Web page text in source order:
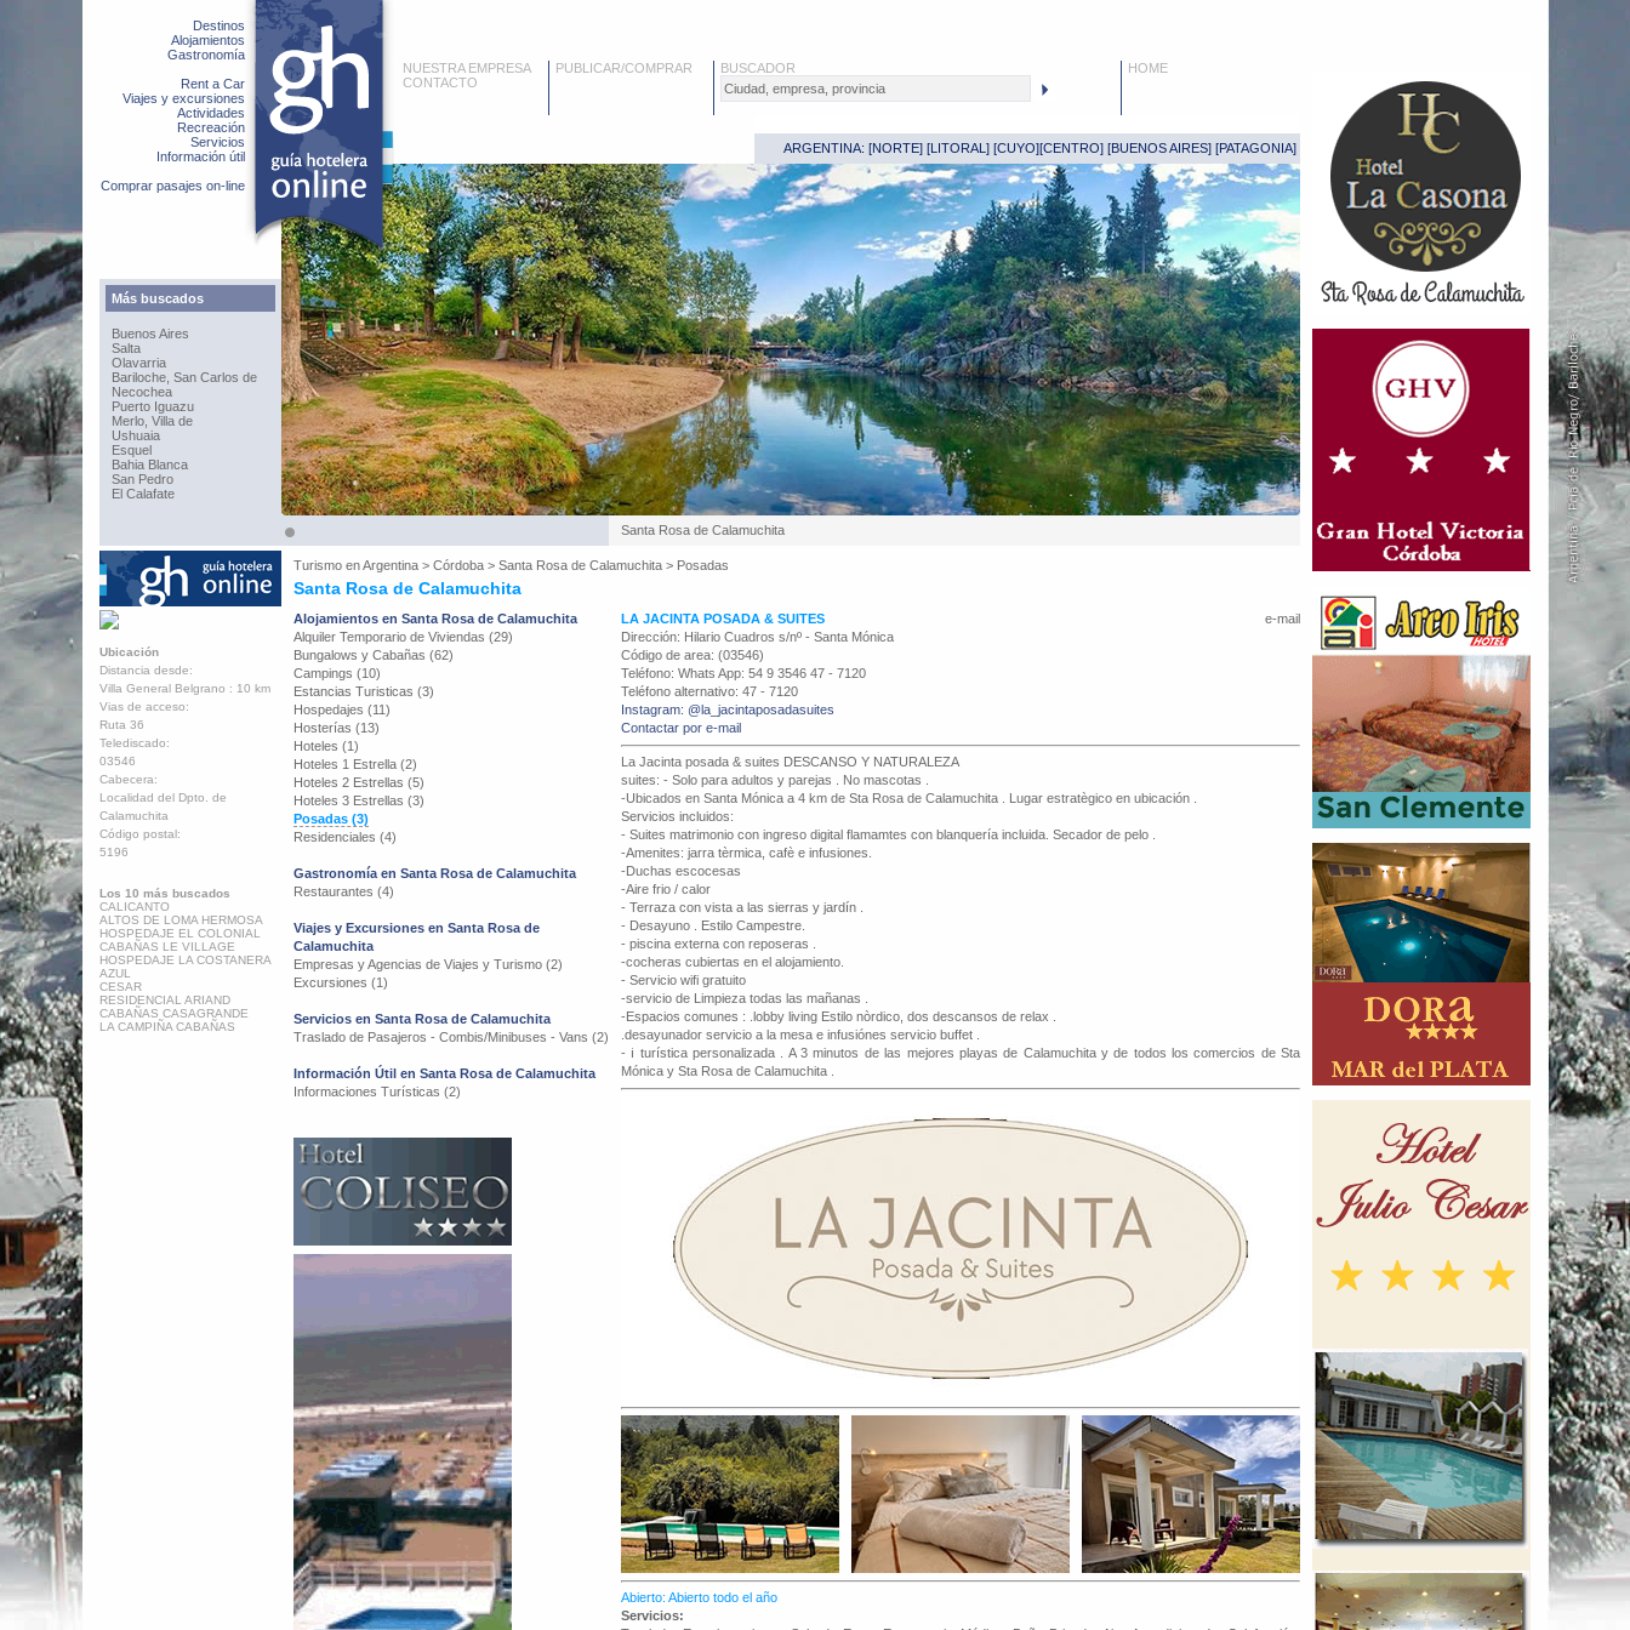
Destinos
Alojamientos
Gastronomía
Rent a Car
Viajes y excursiones
Actividades
Recreación
Servicios
Información útil
Comprar pasajes on-line
Más buscados
Buenos Aires
Salta
Olavarria
Bariloche, San Carlos de
Necochea
Puerto Iguazu
Merlo, Villa de
Ushuaia
Esquel
Bahia Blanca
San Pedro
El Calafate
NUESTRA EMPRESA
CONTACTO
PUBLICAR/COMPRAR BUSCADOR HOME
ARGENTINA: [NORTE] [LITORAL ] [CUYO][CENTRO] [BUENOS AIRES] [PATAGONIA]
Santa Rosa de Calamuchita
Turismo enArgentina > Córdoba > Santa Rosa de Calamuchita > Posadas
Santa Rosa de Calamuchita
Ubicación
Distancia desde:
Villa General Belgrano : 10 km
Vias de acceso:
Ruta 36
Telediscado:
03546
Cabecera:
Localidad del Dpto. de
Calamuchita
Código postal:
5196
Los 10 más buscados
CALICANTO
ALTOS DE LOMA HERMOSA
HOSPEDAJE EL COLONIAL
CABAÑAS LE VILLAGE
HOSPEDAJE LA COSTANERA
AZUL
CESAR
RESIDENCIAL ARIAND
CABAÑAS CASAGRANDE
LA CAMPIÑA CABAÑAS
Alojamientos en Santa Rosa de Calamuchita
Alquiler Temporario de Viviendas (29)
Bungalows y Cabañas (62)
Campings (10)
Estancias Turisticas (3)
Hospedajes (11)
Hosterías (13)
Hoteles (1)
Hoteles 1 Estrella (2)
Hoteles 2 Estrellas (5)
Hoteles 3 Estrellas (3)
Posadas (3)
Residenciales (4)
Gastronomía en Santa Rosa de Calamuchita
Restaurantes (4)
Viajes y Excursiones en Santa Rosa de
Calamuchita
Empresas y Agencias de Viajes y Turismo (2)
Excursiones (1)
Servicios en Santa Rosa de Calamuchita
Traslado de Pasajeros - Combis/Minibuses - Vans (2)
Información Útil en Santa Rosa de Calamuchita
Informaciones Turísticas (2)
e-mail
LA JACINTA POSADA & SUITES
Dirección: Hilario Cuadros s/nº - Santa Mónica
Código de area: (03546)
Teléfono: Whats App: 54 9 3546 47 - 7120
Teléfono alternativo: 47 - 7120
Instagram: @la_jacintaposadasuites
Contactar por e-mail
La Jacinta posada & suites DESCANSO Y NATURALEZA
suites: - Solo para adultos y parejas . No mascotas .
-Ubicados en Santa Mónica a 4 km de Sta Rosa de Calamuchita . Lugar estratègico en ubicación .
Servicios incluidos:
- Suites matrimonio con ingreso digital flamamtes con blanquería incluida. Secador de pelo .
-Amenites: jarra tèrmica, cafè e infusiones.
-Duchas escocesas
-Aire frio / calor
- Terraza con vista a las sierras y jardín .
- Desayuno . Estilo Campestre.
- piscina externa con reposeras .
-cocheras cubiertas en el alojamiento.
- Servicio wifi gratuito
-servicio de Limpieza todas las mañanas .
-Espacios comunes : .lobby living Estilo nòrdico, dos descansos de relax .
.desayunador servicio a la mesa e infusiónes servicio buffet .
- ℹ️ turística personalizada . A 3 minutos de las mejores playas de Calamuchita y de todos los comercios de Sta
Mónica y Sta Rosa de Calamuchita .
Abierto: Abierto todo el año
Servicios: